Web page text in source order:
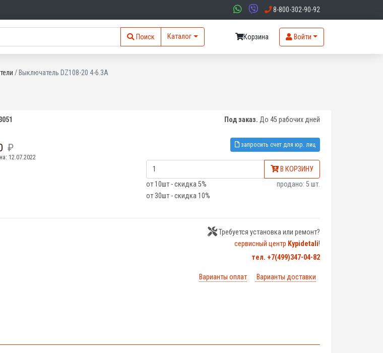
8-800-302-90-92
Поиск Каталог Корзина Войти
Выключатель DZ108-20 4-6.3A
Под заказ. До 45 рабочих дней
12.07.2022
запросить счет для юр. лиц
В КОРЗИНУ
от 10шт - скидка 5%
от 30шт - скидка 10%
продано: 5 шт.
Требуется установка или ремонт?
сервисный центр Kypidetali!
тел. +7(499)347-04-82
Варианты оплат Варианты доставки